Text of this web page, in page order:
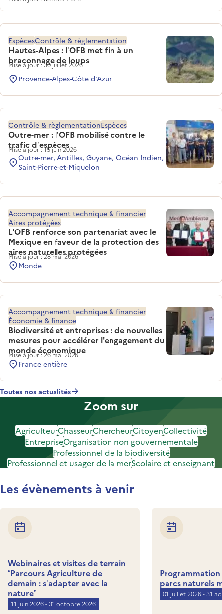
Hautes-Alpes : l’OFB met fin à un
braconnage de loups
EspècesContrôle & règlementation
Mise à jour : 30 juillet 2026
Provence-Alpes-Côte d'Azur
Outre-mer : l’OFB mobilisé contre le
trafic d’espèces
Contrôle & règlementationEspèces
Mise à jour : 15 juin 2026
Outre-mer, Antilles, Guyane, Océan Indien,
Saint-Pierre-et-Miquelon
L'OFB renforce son partenariat avec le
Mexique en faveur de la protection des
aires naturelles protégées
Accompagnement technique & financier
Aires protégées
Mise à jour : 28 mai 2026
Monde
Biodiversité et entreprises : de nouvelles
mesures pour accélérer l'engagement du
monde économique
Accompagnement technique & financier
Économie & finance
Mise à jour : 26 mai 2026
France entière
Toutes nos actualités
Zoom sur
AgriculteurChasseurChercheurCitoyenCollectivité
EntrepriseOrganisation non gouvernementale
Professionnel de la biodiversité
Professionnel et usager de la merScolaire et enseignant
Les évènements à venir
Webinaires et visites de terrain
“Parcours Agriculture de
demain : s’adapter avec la
nature”
11 juin 2026 - 31 octobre 2026
Programmation
parcs naturels
01 juillet 2026 - 31